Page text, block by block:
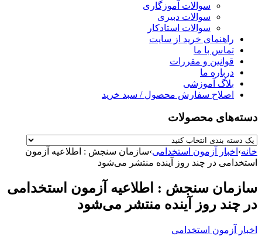
سوالات آموزگاری
سوالات دبیری
سوالات استادکار
راهنمای خرید از سایت
تماس با ما
قوانین و مقررات
درباره ما
بلاگ آموزشی
اصلاح سفارش محصول / سبد خرید
دسته‌های محصولات
خانه› اخبار آزمون استخدامی›سازمان سنجش : اطلاعیه آزمون
استخدامی در چند روز آینده منتشر می‌شود
سازمان سنجش : اطلاعیه آزمون استخدامی
در چند روز آینده منتشر می‌شود
اخبار آزمون استخدامی